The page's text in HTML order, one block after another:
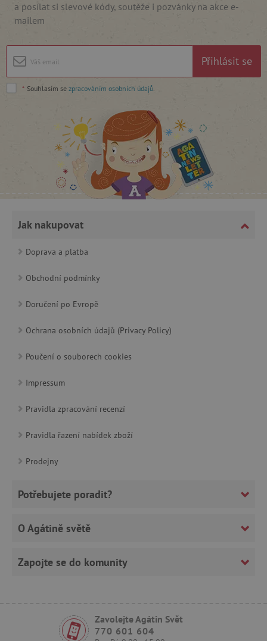
a posílat si slevové kódy, soutěže i pozvánky na akce e-
mailem
Přihlásit se
* Souhlasím se zpracováním osobních údajů.
Jak nakupovat
Doprava a platba
Obchodní podmínky
Doručení po Evropě
Ochrana osobních údajů (Privacy Policy)
Poučení o souborech cookies
Impressum
Pravidla zpracování recenzí
Pravidla řazení nabídek zboží
Prodejny
Potřebujete poradit?
O Agátině světě
Zapojte se do komunity
Zavolejte Agátin Svět
770 601 604
cookie správně používat.
.vimeo.com
_lb_ccc .agatinsvet.cz
cjConsent